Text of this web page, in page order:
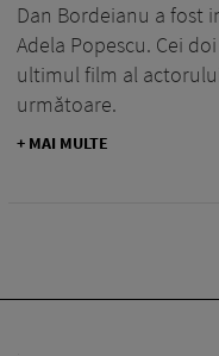
Dan Bordeianu a fost
Adela Popescu. Cei
ultimul film al
următoare.
+ MAI MULTE